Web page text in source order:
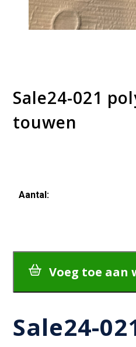
Sale24-021
touwen
Sale24-
Aantal:
aantal
Voeg toe aan